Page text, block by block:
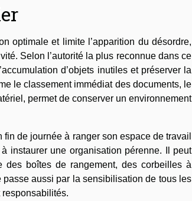
optimale et limite l’apparition du désordre,
Selon l’autorité la plus reconnue dans ce
d’objets inutiles et préserver la
le classement immédiat des documents, le
permet de conserver un environnement
de journée à ranger son espace de travail
instaurer une organisation pérenne. Il peut
des boîtes de rangement, des corbeilles à
aussi par la sensibilisation de tous les